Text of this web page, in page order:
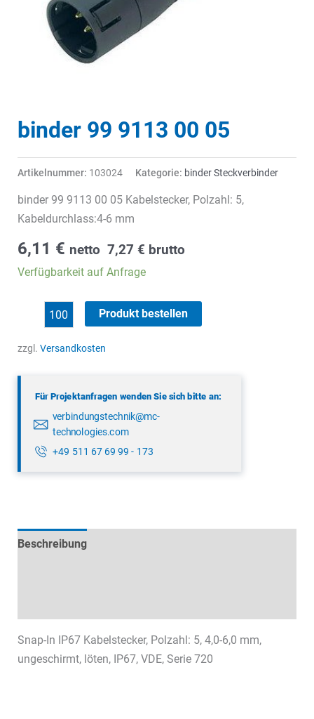
binder 99 9113 00 05
Artikelnummer: 103024 Kategorie: binder Steckverbinder
binder 99 9113 00 05 Kabelstecker, Polzahl: 5,
Kabeldurchlass:4-6 mm
6,11 € netto 7,27 € brutto
Verfügbarkeit auf Anfrage
9113
Produkt bestellen
zzgl. Versandkosten
Für Projektanfragen wenden Sie sich bitte an:
verbindungstechnik@mc-
technologies.com
+49 511 67 69 99 - 173
Beschreibung
Snap-In IP67 Kabelstecker, Polzahl: 5, 4,0-6,0 mm,
ungeschirmt, löten, IP67, VDE, Serie 720